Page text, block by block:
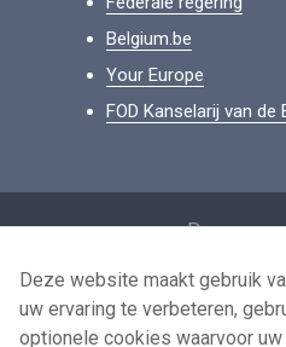
Belgium.be
Your Europe
FOD Kanselarij van de
Voorwaarden
Deze website maakt gebruik
uw ervaring te verbeteren,
optionele cookies waarvoor